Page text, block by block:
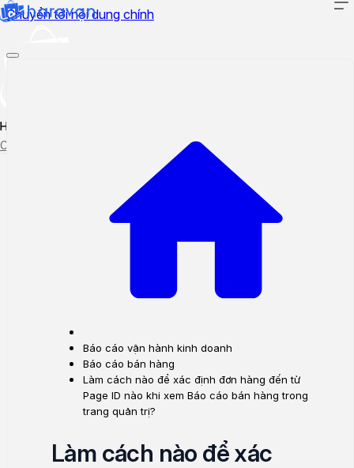
Chuyển tới nội dung chính
Hướng dẫn sử dụng
Cập nhật tính năng mới
Theo dõi ticket
Báo cáo vận hành kinh doanh
Báo cáo bán hàng
Làm cách nào để xác định đơn hàng đến từ
Page ID nào khi xem Báo cáo bán hàng trong
trang quản trị?
Làm cách nào để xác